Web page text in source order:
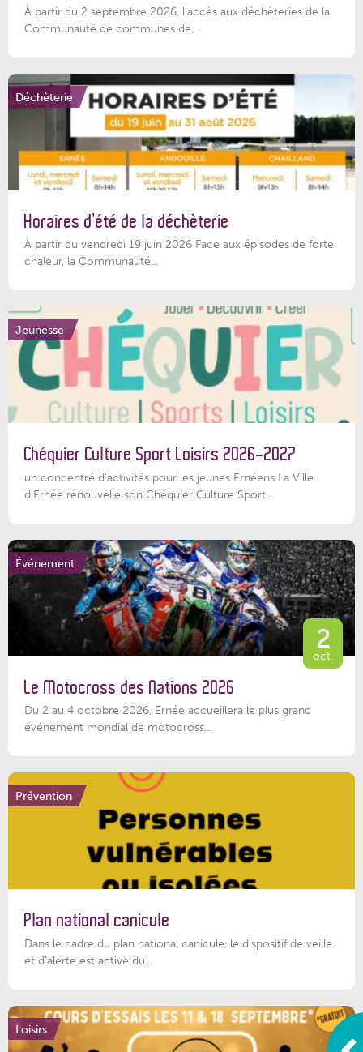
À partir du 2 septembre 2026, l’accès aux déchèteries de la
Communauté de communes de...
Déchèterie
Horaires d’été de la déchèterie
À partir du vendredi 19 juin 2026 Face aux épisodes de forte
chaleur, la Communauté...
Jeunesse
Chéquier Culture Sport Loisirs 2026-2027
un concentré d’activités pour les jeunes Ernéens La Ville
d’Ernée renouvelle son Chéquier Culture Sport...
Événement
2
oct.
Le Motocross des Nations 2026
Du 2 au 4 octobre 2026, Ernée accueillera le plus grand
événement mondial de motocross...
Prévention
Plan national canicule
Dans le cadre du plan national canicule, le dispositif de veille
et d’alerte est activé du...
Loisirs